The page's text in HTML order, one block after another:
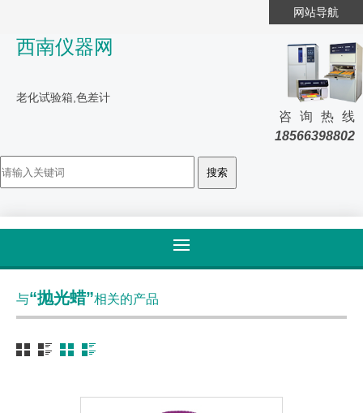
网站导航
西南仪器网
老化试验箱,色差计
咨询热线
18566398802
与“抛光蜡”相关的产品